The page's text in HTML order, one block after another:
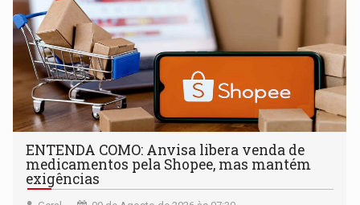
ENTENDA COMO: Anvisa libera venda de
medicamentos pela Shopee, mas mantém
exigências